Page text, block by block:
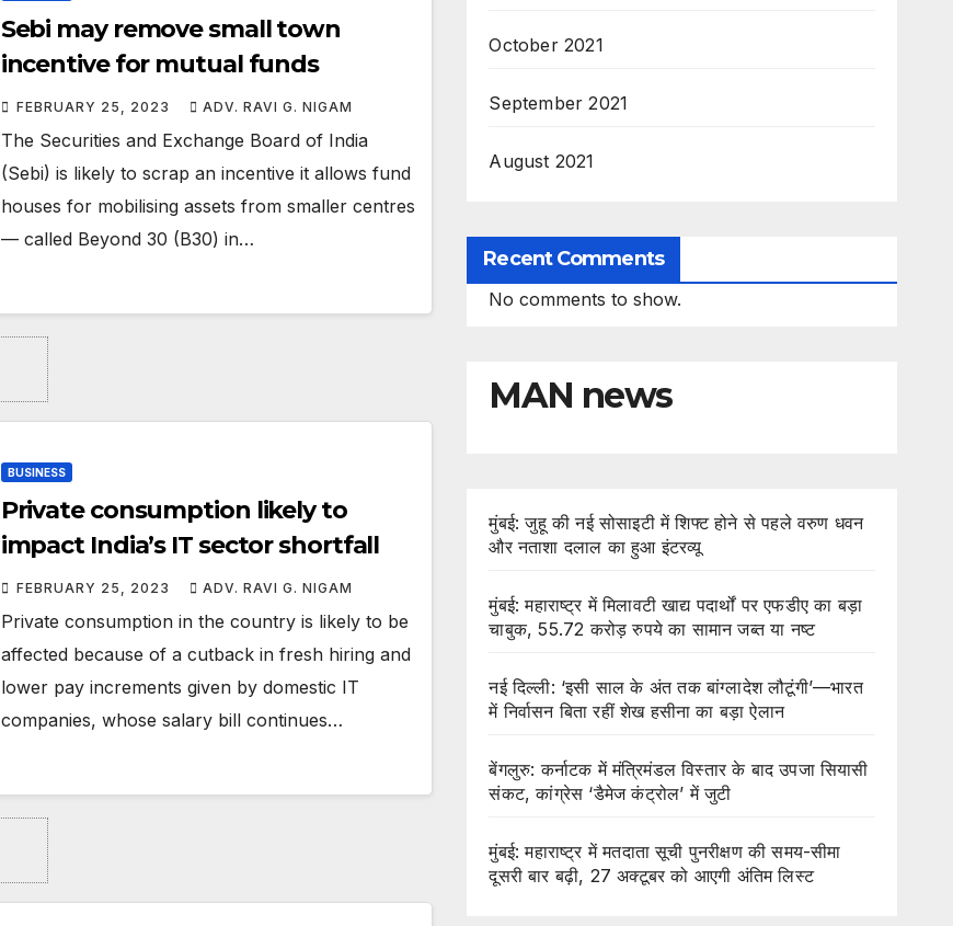
Sebi may remove small town
incentive for mutual funds
FEBRUARY 25, 2023 ADV. RAVI G. NIGAM
The Securities and Exchange Board of India
(Sebi) is likely to scrap an incentive it allows fund
houses for mobilising assets from smaller centres
— called Beyond 30 (B30) in…
BUSINESS
Private consumption likely to
impact India’s IT sector shortfall
FEBRUARY 25, 2023 ADV. RAVI G. NIGAM
Private consumption in the country is likely to be
affected because of a cutback in fresh hiring and
lower pay increments given by domestic IT
companies, whose salary bill continues…
October 2021
September 2021
August 2021
Recent Comments
No comments to show.
MAN news
मुंबई: जुहू की नई सोसाइटी में शिफ्ट होने से पहले वरुण धवन
और नताशा दलाल का हुआ इंटरव्यू
मुंबई: महाराष्ट्र में मिलावटी खाद्य पदार्थों पर एफडीए का बड़ा
चाबुक, 55.72 करोड़ रुपये का सामान जब्त या नष्ट
नई दिल्ली: ‘इसी साल के अंत तक बांग्लादेश लौटूंगी’—भारत
में निर्वासन बिता रहीं शेख हसीना का बड़ा ऐलान
बेंगलुरु: कर्नाटक में मंत्रिमंडल विस्तार के बाद उपजा सियासी
संकट, कांग्रेस ‘डैमेज कंट्रोल’ में जुटी
मुंबई: महाराष्ट्र में मतदाता सूची पुनरीक्षण की समय-सीमा
दूसरी बार बढ़ी, 27 अक्टूबर को आएगी अंतिम लिस्ट